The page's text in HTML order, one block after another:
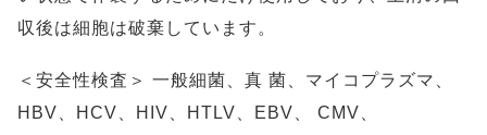
収後は細胞は破棄しています。
＜安全性検査＞ 一般細菌、真 菌、マイコプラズマ、
HBV、HCV、HIV、HTLV、EBV、 CMV、